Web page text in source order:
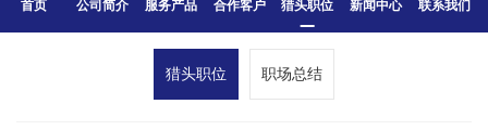
首页 公司简介 服务产品 合作客户 猎头职位 新闻中心 联系我们
猎头职位 职场总结